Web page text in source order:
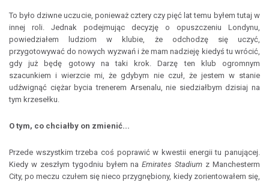
To było dziwne uczucie, ponieważ cztery czy pięć lat temu byłem tutaj w
innej roli. Jednak podejmując decyzję o opuszczeniu Londynu,
powiedziałem ludziom w klubie, że odchodzę się uczyć,
przygotowywać do nowych wyzwań i że mam nadzieję kiedyś tu wrócić,
gdy już będę gotowy na taki krok. Darzę ten klub ogromnym
szacunkiem i wierzcie mi, że gdybym nie czuł, że jestem w stanie
udźwignąć ciężar bycia trenerem Arsenalu, nie siedziałbym dzisiaj na
tym krzesełku.
O tym, co chciałby on zmienić...
Przede wszystkim trzeba coś poprawić w kwestii energii tu panującej.
Kiedy w zeszłym tygodniu byłem naEmirates Stadium z Manchesterm
City, po meczu czułem się nieco przygnębiony, kiedy zorientowałem się,